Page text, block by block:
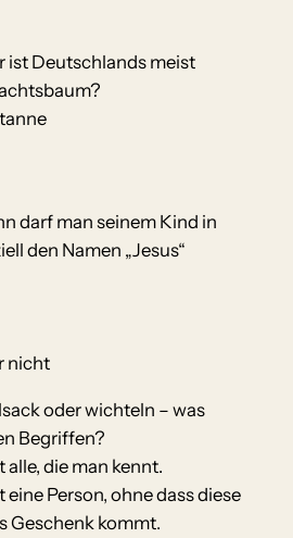
ist Deutschlands meist
darf man seinem Kind in
den Namen „Jesus“
nicht
oder wichteln – was
Begriffen?
die man kennt.
Person, ohne dass diese
Geschenk kommt.